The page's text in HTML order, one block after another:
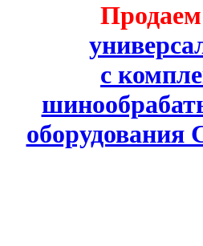
Продаем
с